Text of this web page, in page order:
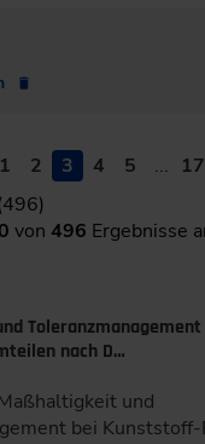
1 2 3 4 5 ... 17
von 496 Ergebnisse
Toleranzmanagement
nach D…
und
bei